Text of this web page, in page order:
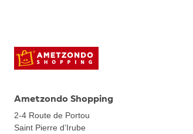
Ametzondo Shopping
2-4 Route de Portou
Saint Pierre d’Irube